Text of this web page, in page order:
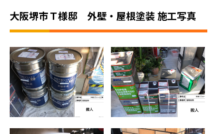
大阪堺市Ｔ様邸 外壁・屋根塗装 施工写真